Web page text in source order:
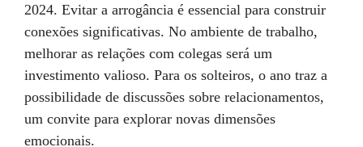
2024. Evitar a arrogância é essencial para construir
conexões significativas. No ambiente de trabalho,
melhorar as relações com colegas será um
investimento valioso. Para os solteiros, o ano traz a
possibilidade de discussões sobre relacionamentos,
um convite para explorar novas dimensões
emocionais.